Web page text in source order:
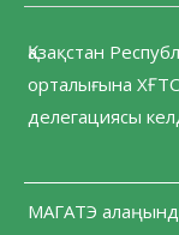
Қазақстан
орталығына
делегациясы
МАГАТЭ